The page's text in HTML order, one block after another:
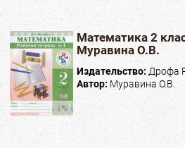
Математика 2
Муравина О.В.
Издательство: Дрофа
Автор: Муравина О.В.